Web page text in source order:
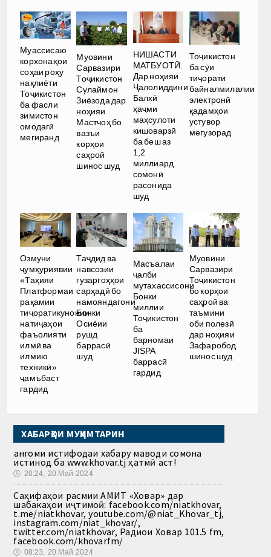
Муассисаю
корхонаҳои
соҳаи роҳу
нақлиёти
Тоҷикистон
ба фасли
зимистон
омодагӣ
мегиранд
Муовини
Сарвазири
Тоҷикистон
Сулаймон
Зиёзода дар
ноҳияи
Мастчоҳ бо
вазъи
корҳои
саҳроӣ
шинос шуд
НИШАСТИ
МАТБУОТӢ.
Дар ноҳияи
Ҷалолиддини
Балхӣ
ҳаҷми
маҳсулоти
кишоварзӣ
ба беш аз
1,2
миллиард
сомонӣ
расонида
шуд
Тоҷикистон
ба сӯи
тиҷорати
байналмилалии
электронӣ
қадамҳои
устувор
мегузорад
Озмуни
ҷумҳуриявии
«Таҳияи
Платформаи
рақамии
тиҷоратикунонии
натиҷаҳои
фаъолияти
илмӣ ва
илмию
техникӣ»
ҷамъбаст
гардид
Таҷдид ва
навсозии
гузаргоҳҳои
сарҳадӣ бо
намояндагони
Бонки
Осиёии
рушд
баррасӣ
шуд
Масъалаи
ҷалби
мутахассисони
Бонки
миллии
Тоҷикистон
ба
барномаи
JISPA
баррасӣ
гардид
Муовини
Сарвазири
Тоҷикистон
бо корҳои
саҳроӣ ва
таъмини
оби полезӣ
дар ноҳияи
Зафаробод
шинос шуд
ХАБАРҲОИ МУҲИМТАРИН
Ҳангоми истифодаи хабару маводи сомона
истинод ба www.khovar.tj ҳатмӣ аст!
🕔 20:24, 20.Май 2024
Саҳифаҳои расмии АМИТ «Ховар» дар
шабакаҳои иҷтимоӣ: facebook.com/niatkhovar,
t.me/niatkhovar, youtube.com/@niat_Khovar_tj,
instagram.com/niat_khovar/,
twitter.com/niatkhovar, Радиои Ховар 101.5 fm,
facebook.com/khovarfm/
🕔 08:23, 20.Май 2024